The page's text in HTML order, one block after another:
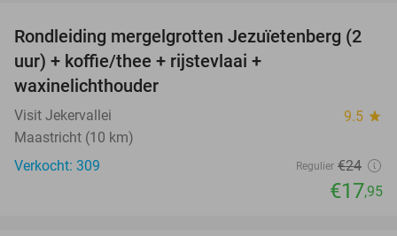
25%
Rondleiding mergelgrotten Jezuïetenberg (2
uur) + koffie/thee + rijstevlaai +
waxinelichthouder
Visit Jekervallei 9.5 star
Maastricht (10 km)
Verkocht: 309
Regulier €24
€17,95